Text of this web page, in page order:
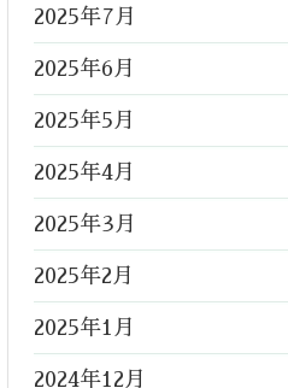
2025年7月
2025年6月
2025年5月
2025年4月
2025年3月
2025年2月
2025年1月
2024年12月